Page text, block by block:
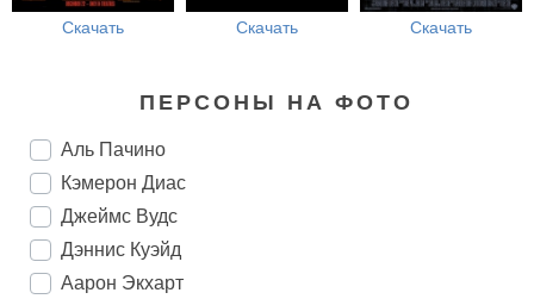
Скачать Скачать Скачать
ПЕРСОНЫ НА ФОТО
Аль Пачино
Кэмерон Диас
Джеймс Вудс
Дэннис Куэйд
Аарон Экхарт